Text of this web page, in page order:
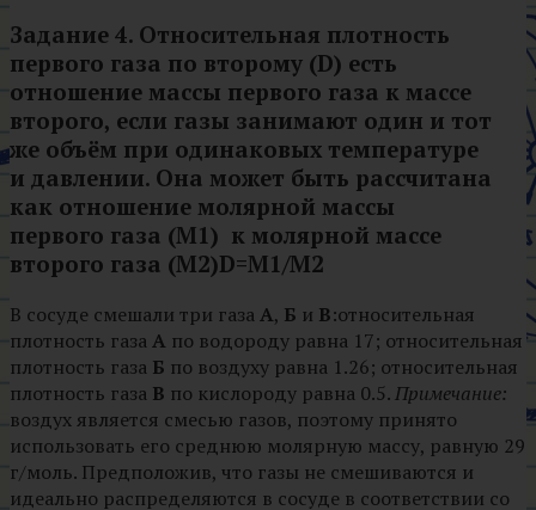
Задание 4. Относительная плотность
первого газа по второму (D) есть
отношение массы первого газа к массе
второго, если газы занимают один и тот
же объём при одинаковых температуре
и давлении. Она может быть рассчитана
как отношение молярной массы
первого газа (M1) к молярной массе
второго газа (M2)D=M1/M2
В сосуде смешали три газаА, Б и В:относительная
плотность газаА по водороду равна 17; относительная
плотность газа Б по воздуху равна 1.26; относительная
плотность газа В по кислороду равна 0.5.Примечание:
воздух является смесью газов, поэтому принято
использовать его среднюю молярную массу, равную 29
г/моль. Предположив, что газы не смешиваются и
идеально распределяются в сосуде в соответствии со